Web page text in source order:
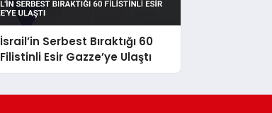
İsrail’in Serbest Bıraktığı 60
Filistinli Esir Gazze’ye Ulaştı